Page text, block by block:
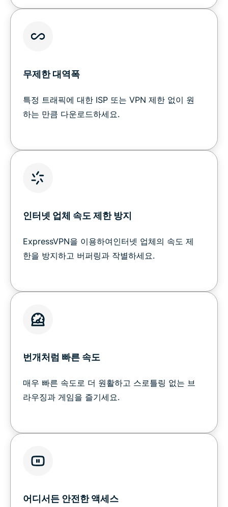
무제한 대역폭
특정 트래픽에 대한 ISP 또는 VPN 제한 없이 원
하는 만큼 다운로드하세요.
인터넷 업체 속도 제한 방지
ExpressVPN을 이용하여인터넷 업체의 속도 제
한을 방지하고 버퍼링과 작별하세요.
번개처럼 빠른 속도
매우 빠른 속도로 더 원활하고 스로틀링 없는 브
라우징과 게임을 즐기세요.
어디서든 안전한 액세스